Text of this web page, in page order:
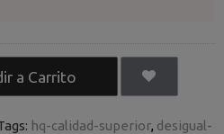
a Carrito
hq-calidad-superior desigual-